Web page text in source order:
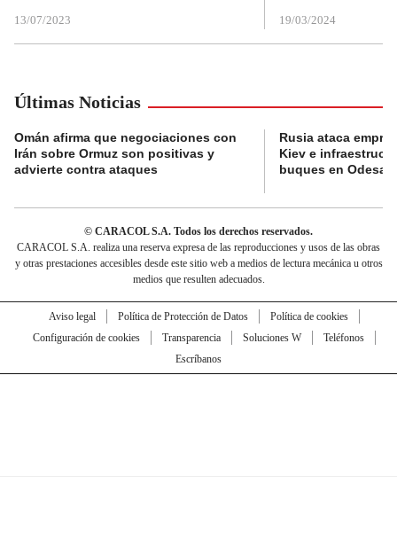
13/07/2023 19/03/2024
Últimas Noticias
Omán afirma que negociaciones con
Irán sobre Ormuz son positivas y
advierte contra ataques
Rusia ataca
Kiev e
buques en Odesa
© CARACOL S.A. Todos los derechos reservados.
CARACOL S.A. realiza una reserva expresa de las reproducciones y usos de las obras
y otras prestaciones accesibles desde este sitio web a medios de lectura mecánica u otros
medios que resulten adecuados.
Aviso legal Política de Protección de Datos
Política de cookies
Configuración de cookies
Transparencia Soluciones W
Teléfonos
Escríbanos